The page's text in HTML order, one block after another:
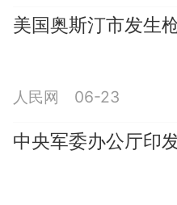
美国奥斯汀市发生
人民网 06-23
中央军委办公厅印